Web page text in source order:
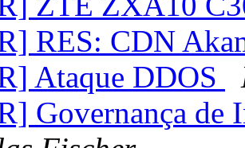
RES: CDN
Ataque DDOS
Governança